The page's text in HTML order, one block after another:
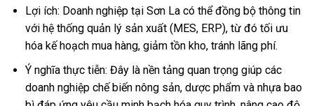
Lợi ích: Doanh nghiệp tại Sơn La có thể đồng bộ thông tin
với hệ thống quản lý sản xuất (MES, ERP), từ đó tối ưu
hóa kế hoạch mua hàng, giảm tồn kho, tránh lãng phí.
Ý nghĩa thực tiễn: Đây là nền tảng quan trọng giúp các
doanh nghiệp chế biến nông sản, dược phẩm và nhựa bao